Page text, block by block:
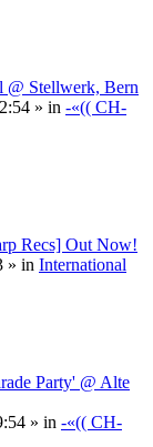
Stellwerk, Bern
» in -«(( CH-
Recs] Out Now!
» in International
Party' @ Alte
» in -«(( CH-